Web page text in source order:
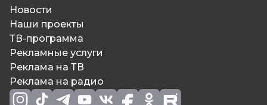
Новости
Наши проекты
ТВ-программа
Рекламные услуги
Реклама на ТВ
Реклама на радио